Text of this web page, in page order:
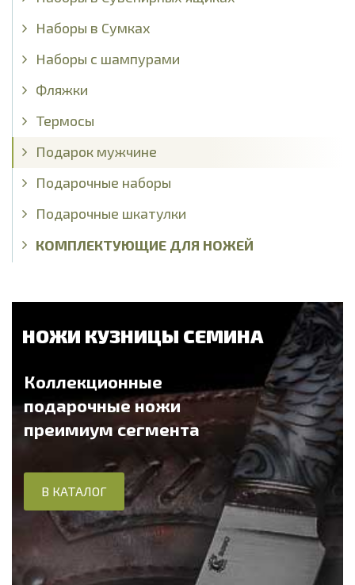
Наборы в Сумках
Наборы с шампурами
Фляжки
Термосы
Подарок мужчине
Подарочные наборы
Подарочные шкатулки
КОМПЛЕКТУЮЩИЕ ДЛЯ НОЖЕЙ
НОЖИ КУЗНИЦЫ СЕМИНА
Коллекционные
подарочные ножи
преимиум сегмента
В КАТАЛОГ